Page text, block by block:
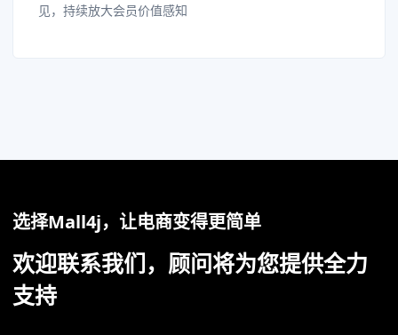
见，持续放大会员价值感知
选择Mall4j，让电商变得更简单
欢迎联系我们，顾问将为您提供全力
支持